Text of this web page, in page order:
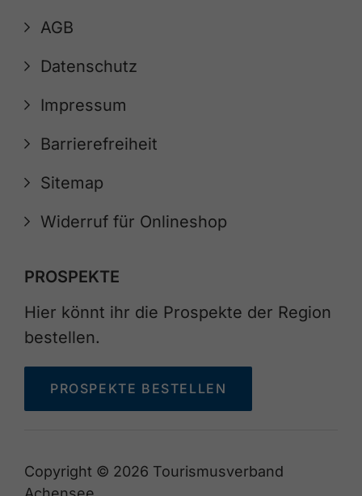
AGB
Datenschutz
Impressum
Barrierefreiheit
Sitemap
Widerruf für Onlineshop
PROSPEKTE
Hier könnt ihr die Prospekte der Region
bestellen.
PROSPEKTE BESTELLEN
Copyright © 2026 Tourismusverband